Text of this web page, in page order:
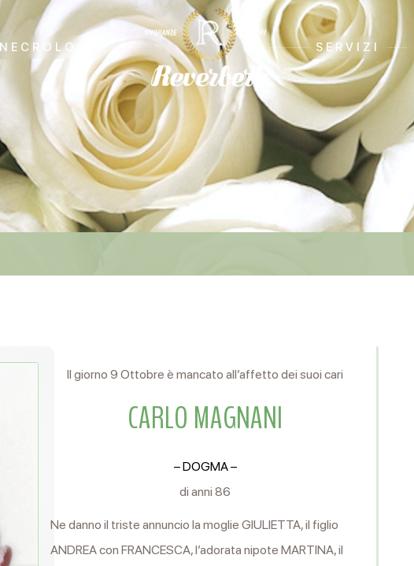
NECROLOGI SERVIZI
Il giorno 9 Ottobre è mancato all’affetto dei suoi cari
CARLO MAGNANI
– DOGMA –
di anni 86
Ne danno il triste annuncio la moglie GIULIETTA, il figlio
ANDREA con FRANCESCA, l’adorata nipote MARTINA, il